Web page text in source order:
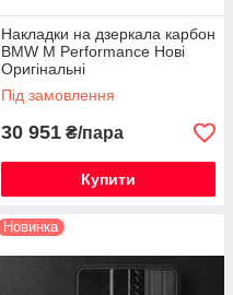
Накладки на дзеркала карбон
BMW M Performance Нові
Оригінальні
Під замовлення
30 951 ₴/пара
Купити
Новинка